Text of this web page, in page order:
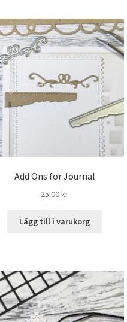
Add Ons for Journal
25.00kr
Lägg till i varukorg